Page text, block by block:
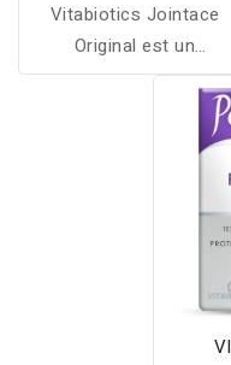
Vitabiotics Jointace
Original est un
complément complet
souplesse, la mobilité
le confort articulaire